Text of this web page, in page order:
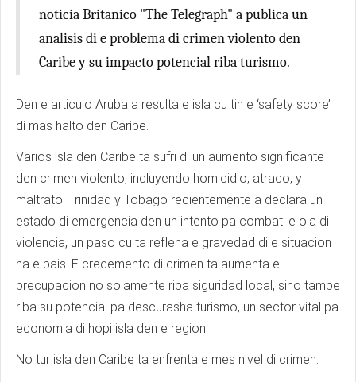
noticia Britanico "The Telegraph" a publica un
analisis di e problema di crimen violento den
Caribe y su impacto potencial riba turismo.
Den e articulo Aruba a resulta e isla cu tin e ‘safety score’
di mas halto den Caribe.
Varios isla den Caribe ta sufri di un aumento significante
den crimen violento, incluyendo homicidio, atraco, y
maltrato. Trinidad y Tobago recientemente a declara un
estado di emergencia den un intento pa combati e ola di
violencia, un paso cu ta refleha e gravedad di e situacion
na e pais. E crecemento di crimen ta aumenta e
precupacion no solamente riba siguridad local, sino tambe
riba su potencial pa descurasha turismo, un sector vital pa
economia di hopi isla den e region.
No tur isla den Caribe ta enfrenta e mes nivel di crimen.